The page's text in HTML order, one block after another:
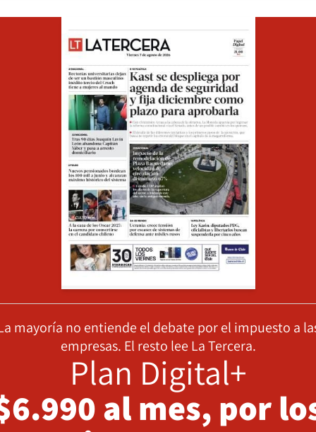
mayoría no entiende el debate por el impuesto a
empresas. El resto lee La Tercera.
Plan Digital+
al mes, por